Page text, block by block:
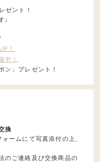
ゼント！
♩
！
中！
ン」プレゼント！
換
ームにて写真添付の上、
のご連絡及び交換商品の